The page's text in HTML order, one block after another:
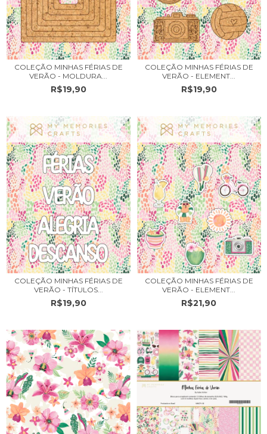
COLEÇÃO MINHAS FÉRIAS DE
VERÃO - MOLDURA...
R$19,90
COLEÇÃO MINHAS FÉRIAS DE
VERÃO - ELEMENT...
R$19,90
COLEÇÃO MINHAS FÉRIAS DE
VERÃO - TÍTULOS...
R$19,90
COLEÇÃO MINHAS FÉRIAS DE
VERÃO - ELEMENT...
R$21,90